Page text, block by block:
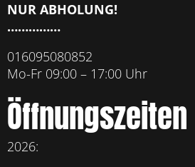
NUR ABHOLUNG!
……………
016095080852
Mo-Fr 09:00 – 17:00 Uhr
Öffnungszeiten
2026: